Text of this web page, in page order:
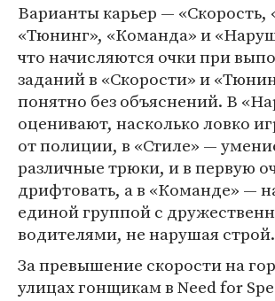
Варианты карьер — «Скорость,
«Тюнинг», «Команда» и
что начисляются очки при
заданий в «Скорости» и
понятно без объяснений. В
оценивают, насколько ловко
от полиции, в «Стиле» —
различные трюки, и в первую
дрифтовать, а в «Команде» —
единой группой с
водителями, не нарушая строй.
За превышение скорости на
улицах гонщикам в Need for